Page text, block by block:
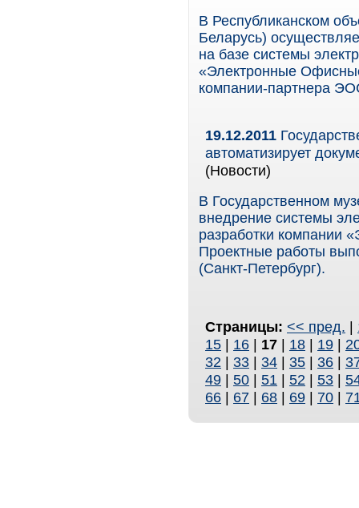
В Республиканском
Беларусь)
на базе системы
«Электронные
компании-партнера
19.12.2011
автоматизирует
(Новости)
В Государственном
внедрение системы
разработки
Проектные работы
(Санкт-Петербург).
Страницы: << пред. |
15 | 16 | 17 | 18 | 19 |
32 | 33 | 34 | 35 | 36 |
49 | 50 | 51 | 52 | 53 |
66 | 67 | 68 | 69 | 70 |